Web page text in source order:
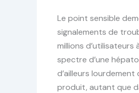
Le point sensible
signalements de
millions
spectre d’une
d’ailleurs
produit, autant que